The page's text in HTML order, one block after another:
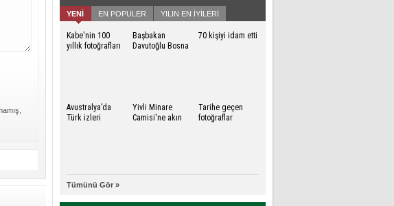
YENİ EN POPULER YILIN EN İYİLERİ
Kabe'nin 100
yıllık fotoğrafları
Başbakan
Davutoğlu Bosna
70 kişiyi idam etti
Avustralya’da
Türk izleri
Yivli Minare
Camisi'ne akın
Tarihe geçen
fotoğraflar
Tümünü Gör »